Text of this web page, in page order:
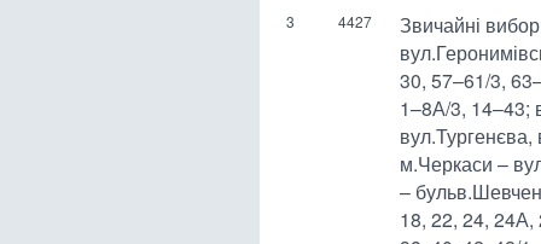
3 4427
Звичайні
30, 57–61/3,
1–8А/3, 14–43;
м.Черкаси –
–
18, 22, 24,